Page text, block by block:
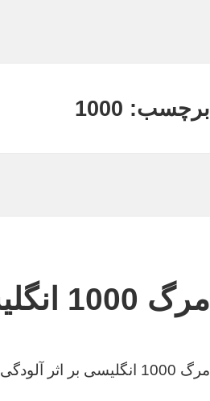
برچسب: 1000
مرگ 1000 انگلیسی‌ بر اثر آلودگی هوا
مرگ 1000 انگلیسی‌ بر اثر آلودگی هوا